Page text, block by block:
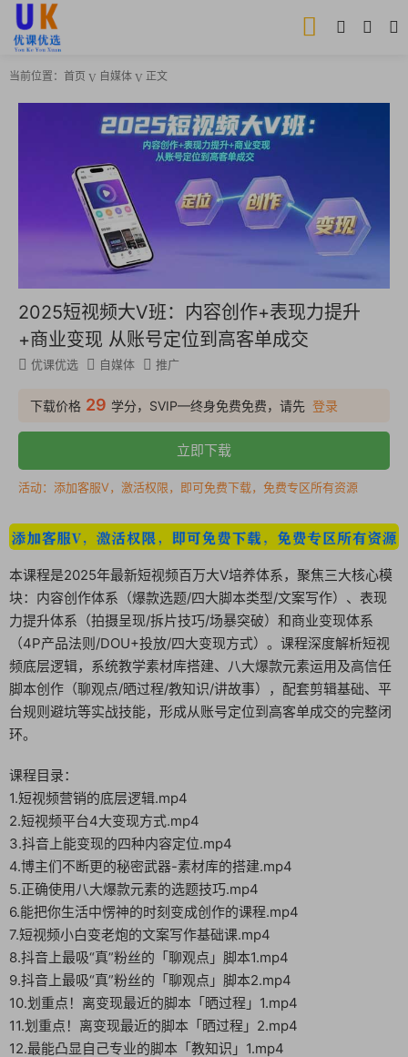
当前位置： 首页 自媒体 正文
2025短视频大V班：内容创作+表现力提升
+商业变现 从账号定位到高客单成交
优课优选 自媒体 推广
下载价格 29 学分，SVIP—终身免费免费，请先 登录
立即下载
活动：添加客服V，激活权限，即可免费下载，免费专区所有资源
本课程是2025年最新短视频百万大V培养体系，聚焦三大核心模
块：内容创作体系（爆款选题/四大脚本类型/文案写作）、表现
力提升体系（拍摄呈现/拆片技巧/场暴突破）和商业变现体系
（4P产品法则/DOU+投放/四大变现方式）。课程深度解析短视
频底层逻辑，系统教学素材库搭建、八大爆款元素运用及高信任
脚本创作（聊观点/晒过程/教知识/讲故事），配套剪辑基础、平
台规则避坑等实战技能，形成从账号定位到高客单成交的完整闭
环。
课程目录：
1.短视频营销的底层逻辑.mp4
2.短视频平台4大变现方式.mp4
3.抖音上能变现的四种内容定位.mp4
4.博主们不断更的秘密武器-素材库的搭建.mp4
5.正确使用八大爆款元素的选题技巧.mp4
6.能把你生活中愣神的时刻变成创作的课程.mp4
7.短视频小白变老炮的文案写作基础课.mp4
8.抖音上最吸“真”粉丝的「聊观点」脚本1.mp4
9.抖音上最吸“真”粉丝的「聊观点」脚本2.mp4
10.划重点！离变现最近的脚本「晒过程」1.mp4
11.划重点！离变现最近的脚本「晒过程」2.mp4
12.最能凸显自己专业的脚本「教知识」1.mp4